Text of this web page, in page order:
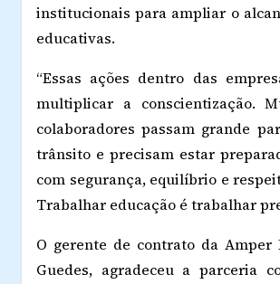
institucionais para ampliar o
educativas.
“Essas ações dentro das
multiplicar a conscientização.
colaboradores passam grande
trânsito e precisam estar
com segurança, equilíbrio e
Trabalhar educação é trabalhar
O gerente de contrato da Amper
Guedes, agradeceu a parceria